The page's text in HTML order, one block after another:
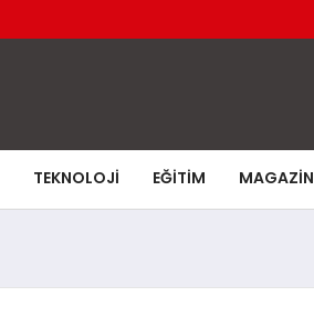
TEKNOLOJI EĞITIM MAGAZIN